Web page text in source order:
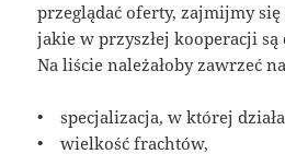
przeglądać oferty, zajmijmy
jakie w przyszłej kooperacji są
Na liście należałoby zawrzeć
• specjalizacja, w której
• wielkość frachtów,